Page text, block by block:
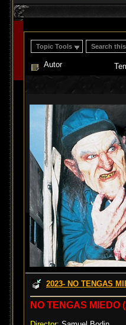
Topic Tools Search
Autor
2023- NO TENGAS
NO TENGAS MIEDO